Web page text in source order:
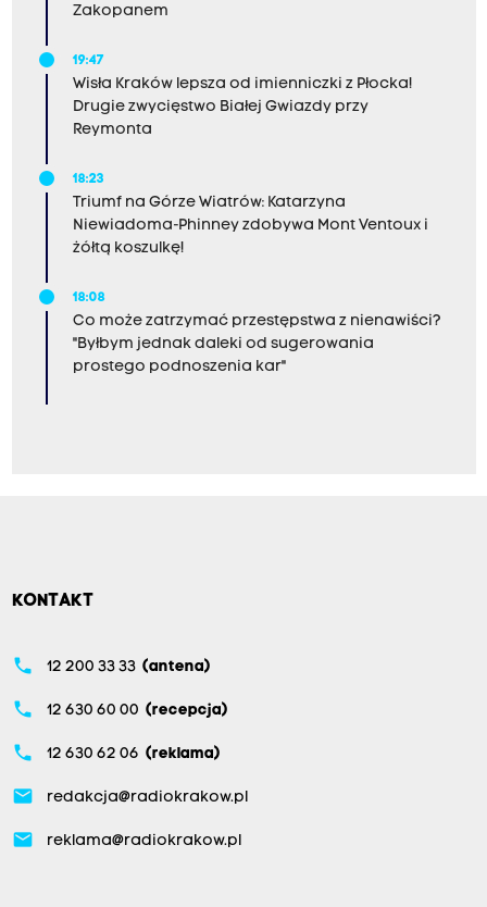
Zakopanem
19:47
Wisła Kraków lepsza od imienniczki z Płocka!
Drugie zwycięstwo Białej Gwiazdy przy
Reymonta
18:23
Triumf na Górze Wiatrów: Katarzyna
Niewiadoma-Phinney zdobywa Mont Ventoux i
żółtą koszulkę!
18:08
Co może zatrzymać przestępstwa z nienawiści?
"Byłbym jednak daleki od sugerowania
prostego podnoszenia kar"
KONTAKT
phone 12 200 33 33 (antena)
phone 12 630 60 00 (recepcja)
phone 12 630 62 06 (reklama)
email redakcja@radiokrakow.pl
email reklama@radiokrakow.pl